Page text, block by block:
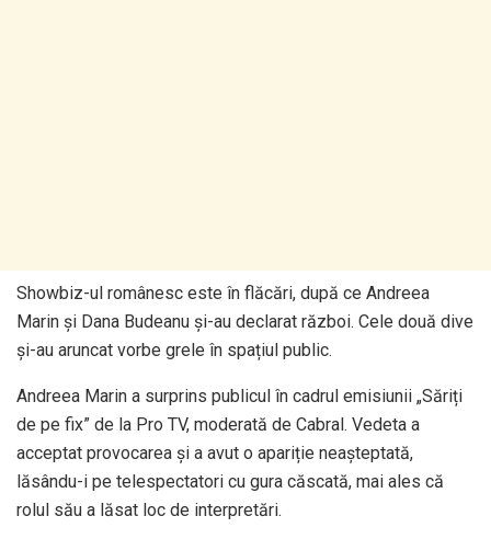
Showbiz-ul românesc este în flăcări, după ce Andreea
Marin și Dana Budeanu și-au declarat război. Cele două dive
și-au aruncat vorbe grele în spațiul public.
Andreea Marin a surprins publicul în cadrul emisiunii „Săriți
de pe fix” de la Pro TV, moderată de Cabral. Vedeta a
acceptat provocarea și a avut o apariție neașteptată,
lăsându-i pe telespectatori cu gura căscată, mai ales că
rolul său a lăsat loc de interpretări.